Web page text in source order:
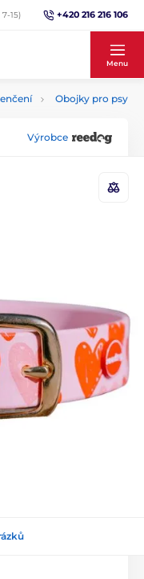
7-15) +420 216 216 106
Menu
Obojky pro psy
Výrobce